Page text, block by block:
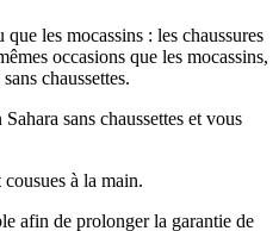
les mocassins : les chaussures
occasions que les mocassins,
chaussettes.
sans chaussettes et vous
à la main.
afin de prolonger la garantie de